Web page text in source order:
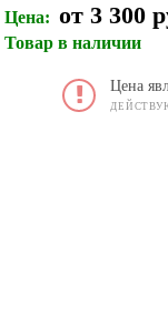
Цена: от 3 300
Товар в наличии
Цена